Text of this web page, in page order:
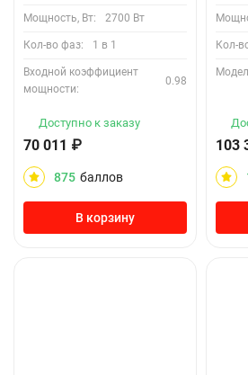
Мощность, Вт: 2700 Вт
Кол-во фаз: 1 в 1
Входной коэффициент
мощности:
0.98
Доступно к заказу
70 011 ₽
875 баллов
В корзину
Кол-
103